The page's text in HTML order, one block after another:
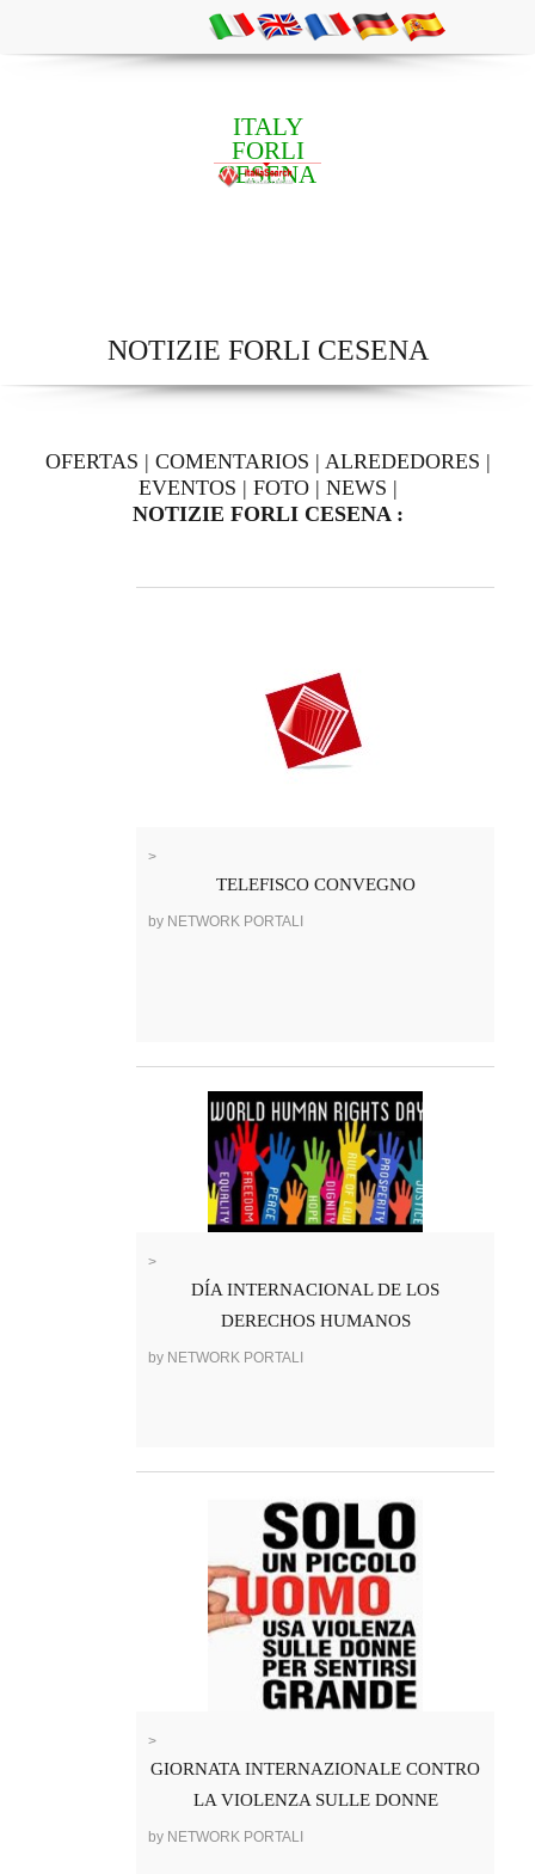
ITALY
FORLI
CESENA
NOTIZIE FORLI CESENA
OFERTAS | COMENTARIOS | ALREDEDORES |
EVENTOS | FOTO| NEWS |
NOTIZIE FORLI CESENA :
>
TELEFISCO CONVEGNO
by NETWORK PORTALI
>
DÍA INTERNACIONAL DE LOS
DERECHOS HUMANOS
by NETWORK PORTALI
>
GIORNATA INTERNAZIONALE CONTRO
LA VIOLENZA SULLE DONNE
by NETWORK PORTALI